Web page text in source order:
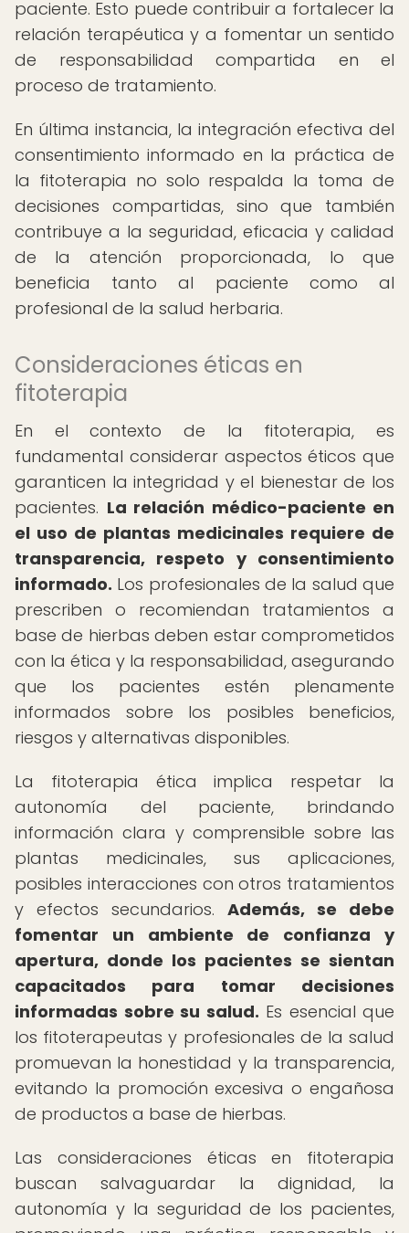
paciente. Esto puede contribuir a fortalecer la
relación terapéutica y a fomentar un sentido
de responsabilidad compartida en el
proceso de tratamiento.
En última instancia, la integración efectiva del
consentimiento informado en la práctica de
la fitoterapia no solo respalda la toma de
decisiones compartidas, sino que también
contribuye a la seguridad, eficacia y calidad
de la atención proporcionada, lo que
beneficia tanto al paciente como al
profesional de la salud herbaria.
Consideraciones éticas en
fitoterapia
En el contexto de la fitoterapia, es
fundamental considerar aspectos éticos que
garanticen la integridad y el bienestar de los
pacientes. La relación médico-paciente en
el uso de plantas medicinales requiere de
transparencia, respeto y consentimiento
informado. Los profesionales de la salud que
prescriben o recomiendan tratamientos a
base de hierbas deben estar comprometidos
con la ética y la responsabilidad, asegurando
que los pacientes estén plenamente
informados sobre los posibles beneficios,
riesgos y alternativas disponibles.
La fitoterapia ética implica respetar la
autonomía del paciente, brindando
información clara y comprensible sobre las
plantas medicinales, sus aplicaciones,
posibles interacciones con otros tratamientos
y efectos secundarios. Además, se debe
fomentar un ambiente de confianza y
apertura, donde los pacientes se sientan
capacitados para tomar decisiones
informadas sobre su salud. Es esencial que
los fitoterapeutas y profesionales de la salud
promuevan la honestidad y la transparencia,
evitando la promoción excesiva o engañosa
de productos a base de hierbas.
Las consideraciones éticas en fitoterapia
buscan salvaguardar la dignidad, la
autonomía y la seguridad de los pacientes,